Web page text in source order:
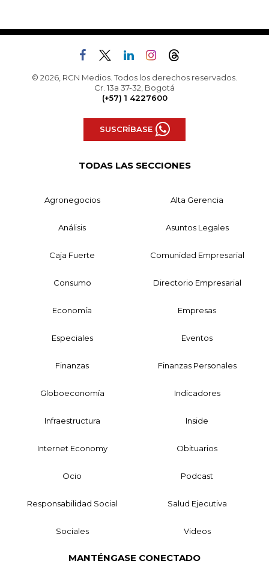
© 2026, RCN Medios. Todos los derechos reservados.
Cr. 13a 37-32, Bogotá
(+57) 1 4227600
SUSCRÍBASE
TODAS LAS SECCIONES
Agronegocios Alta Gerencia
Análisis Asuntos Legales
Caja Fuerte Comunidad Empresarial
Consumo Directorio Empresarial
Economía Empresas
Especiales Eventos
Finanzas Finanzas Personales
Globoeconomía Indicadores
Infraestructura Inside
Internet Economy Obituarios
Ocio Podcast
Responsabilidad Social Salud Ejecutiva
Sociales Videos
MANTÉNGASE CONECTADO